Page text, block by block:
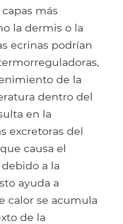
más
la dermis o la
ecrinas podrían
de la
dentro del
en la
excretoras del
causa el
a la
ayuda a
calor se acumula
de la